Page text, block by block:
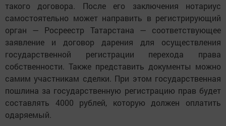
такого договора. После его заключения нотариус
самостоятельно может направить в регистрирующий
орган — Росреестр Татарстана — соответствующее
заявление и договор дарения для осуществления
государственной регистрации перехода права
собственности. Также представить документы можно
самим участникам сделки. При этом государственная
пошлина за государственную регистрацию прав будет
составлять 4000 рублей, которую должен оплатить
одаряемый.